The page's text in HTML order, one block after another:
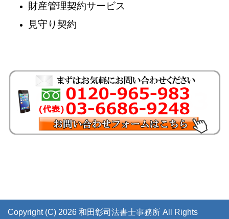
財産管理契約サービス
見守り契約
Copyright (C) 2026 和田彰司法書士事務所 All Rights